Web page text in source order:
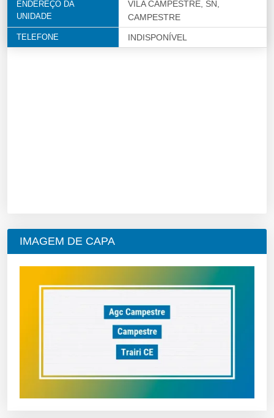
ENDEREÇO DA
UNIDADE
VILA CAMPESTRE, SN,
CAMPESTRE
TELEFONE INDISPONÍVEL
IMAGEM DE CAPA